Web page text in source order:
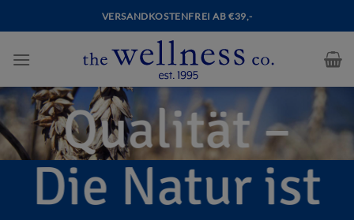
VERSANDKOSTENFREI AB €39,-
Qualität –
Die Natur ist